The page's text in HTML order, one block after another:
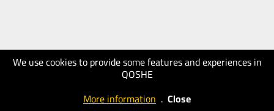
We use cookies to provide some features and experiences in
QOSHE
More information . Close